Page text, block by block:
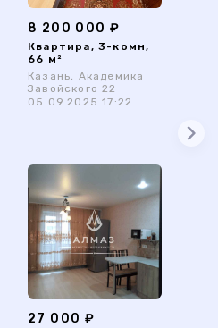
8 200 000 ₽
Квартира, 3-комн,
66 м²
Казань, Академика
Завойского 22
05.09.2025 17:22
27 000 ₽